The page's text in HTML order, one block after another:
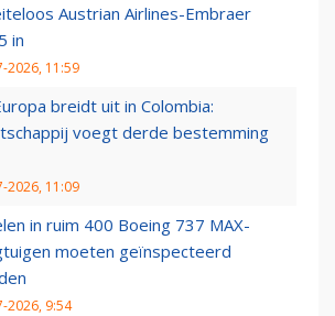
Austrian Airlines-Embraer
in
2026, 11:59
breidt uit in Colombia:
voegt derde bestemming
2026, 11:09
in ruim 400 Boeing 737 MAX-
moeten geïnspecteerd
2026, 9:54